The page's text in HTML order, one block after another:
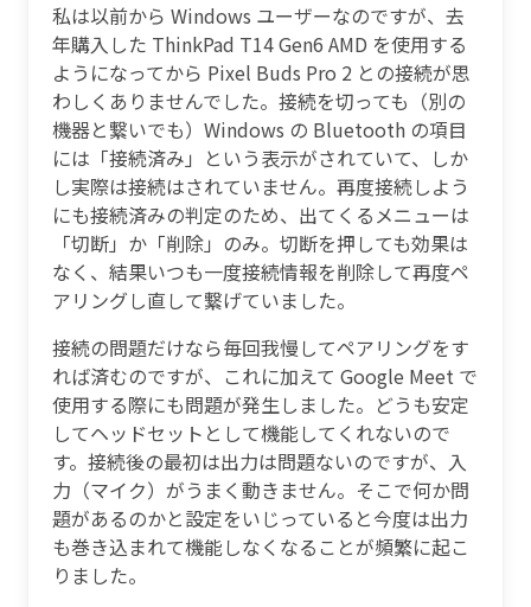
私は以前から Windows ユーザーなのですが、去
年購入した ThinkPad T14 Gen6 AMD を使用する
ようになってから Pixel Buds Pro 2 との接続が思
わしくありませんでした。接続を切っても（別の
機器と繋いでも）Windows の Bluetooth の項目
には「接続済み」という表示がされていて、しか
し実際は接続はされていません。再度接続しよう
にも接続済みの判定のため、出てくるメニューは
「切断」か「削除」のみ。切断を押しても効果は
なく、結果いつも一度接続情報を削除して再度ペ
アリングし直して繋げていました。
接続の問題だけなら毎回我慢してペアリングをす
れば済むのですが、これに加えて Google Meet で
使用する際にも問題が発生しました。どうも安定
してヘッドセットとして機能してくれないので
す。接続後の最初は出力は問題ないのですが、入
力（マイク）がうまく動きません。そこで何か問
題があるのかと設定をいじっていると今度は出力
も巻き込まれて機能しなくなることが頻繁に起こ
りました。